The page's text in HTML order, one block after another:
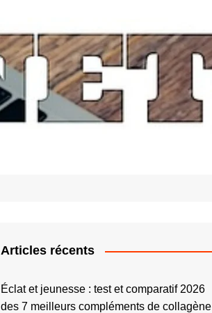
Articles récents
Éclat et jeunesse : test et comparatif 2026
des 7 meilleurs compléments de collagène